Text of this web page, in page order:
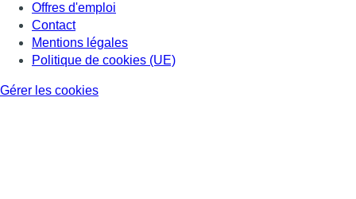
Offres d'emploi
Contact
Mentions légales
Politique de cookies (UE)
Gérer les cookies